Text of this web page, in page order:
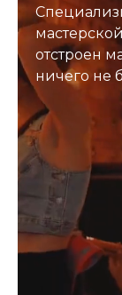
отстроен
ничего не